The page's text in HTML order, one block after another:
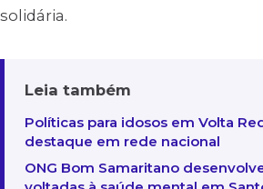
solidária.
Leia também
Políticas para idosos em Volta
destaque em rede nacional
ONG Bom Samaritano